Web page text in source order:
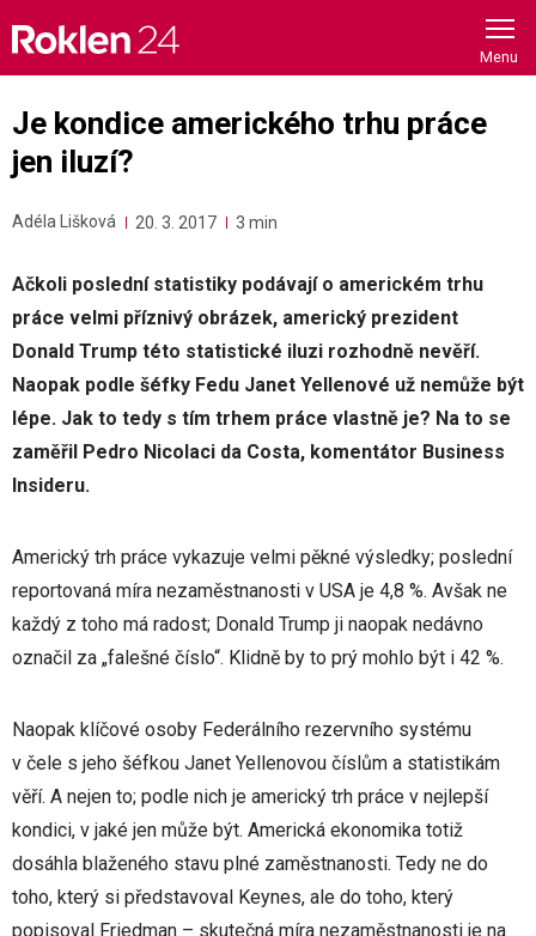
content
Je kondice amerického trhu práce
jen iluzí?
Adéla Lišková 20. 3. 2017 3 min
Ačkoli poslední statistiky podávají o americkém trhu
práce velmi příznivý obrázek, americký prezident
Donald Trump této statistické iluzi rozhodně nevěří.
Naopak podle šéfky Fedu Janet Yellenové už nemůže být
lépe. Jak to tedy s tím trhem práce vlastně je? Na to se
zaměřil Pedro Nicolaci da Costa, komentátor Business
Insideru.
Americký trh práce vykazuje velmi pěkné výsledky; poslední
reportovaná míra nezaměstnanosti v USA je 4,8 %. Avšak ne
každý z toho má radost; Donald Trump ji naopak nedávno
označil za „falešné číslo“. Klidně by to prý mohlo být i 42 %.
Naopak klíčové osoby Federálního rezervního systému
v čele s jeho šéfkou Janet Yellenovou číslům a statistikám
věří. A nejen to; podle nich je americký trh práce v nejlepší
kondici, v jaké jen může být. Americká ekonomika totiž
dosáhla blaženého stavu plné zaměstnanosti. Tedy ne do
toho, který si představoval Keynes, ale do toho, který
popisoval Friedman – skutečná míra nezaměstnanosti je na